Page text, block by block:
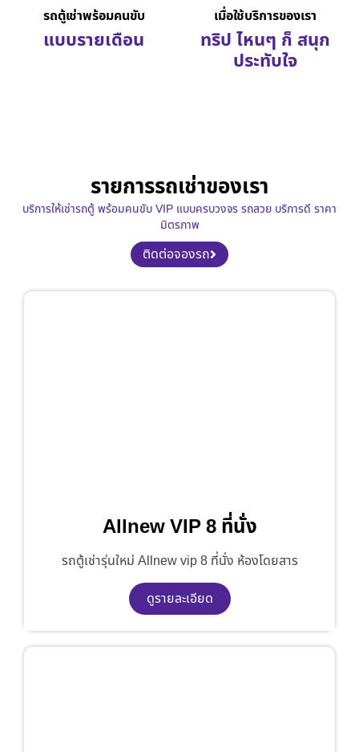
รถตู้เช่าพร้อมคนขับ
แบบรายเดือน
เมื่อใช้บริการของเรา
ทริป ไหนๆ ก็ สนุก
ประทับใจ
รายการรถเช่าของเรา
บริการให้เช่ารถตู้ พร้อมคนขับ VIP แบบครบวงจร รถสวย บริการดี ราคา
มิตรภาพ
ติดต่อจองรถ
Allnew VIP 8 ที่นั่ง
รถตู้เช่ารุ่นใหม่ Allnew vip 8 ที่นั่ง ห้องโดยสาร
ดูรายละเอียด